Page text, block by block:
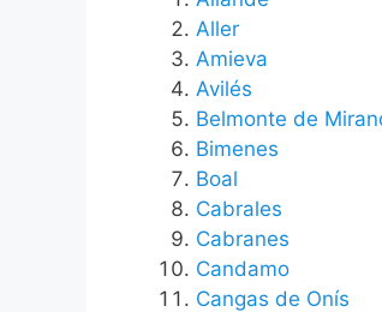
Aller
Amieva
Avilés
Belmonte de
Bimenes
Boal
Cabrales
Cabranes
Candamo
Cangas de Onís